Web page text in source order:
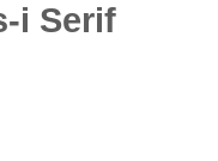
i Serif